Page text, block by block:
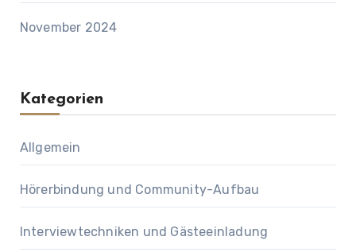
November 2024
Kategorien
Allgemein
Hörerbindung und Community-Aufbau
Interviewtechniken und Gästeeinladung